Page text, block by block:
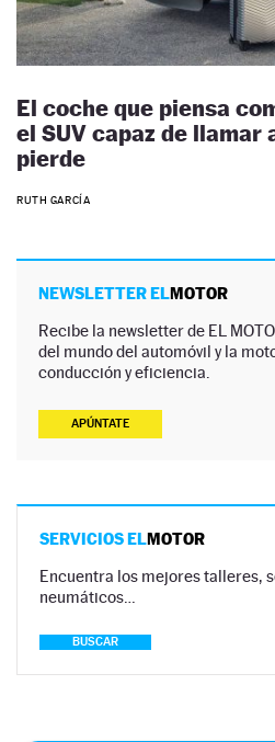
El coche que piensa
el SUV capaz de llamar
pierde
RUTH GARCÍA
NEWSLETTER ELMOTOR
Recibe la newsletter de EL
del mundo del automóvil y la
conducción y eficiencia.
APÚNTATE
SERVICIOS ELMOTOR
Encuentra los mejores talleres,
neumáticos…
BUSCAR